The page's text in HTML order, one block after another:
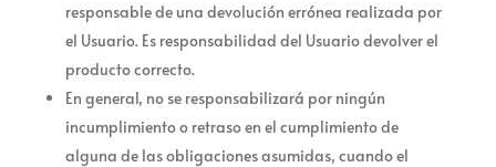
responsable de una devolución errónea realizada por
el Usuario. Es responsabilidad del Usuario devolver el
producto correcto.
En general, no se responsabilizará por ningún
incumplimiento o retraso en el cumplimiento de
alguna de las obligaciones asumidas, cuando el